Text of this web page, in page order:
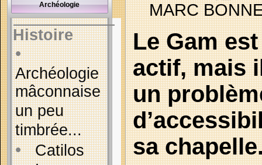
Archéologie
Histoire
•
Archéologie
mâconnaise
un peu
timbrée...
•Catilos
MARC
Le Gam
actif, mais
un
sa